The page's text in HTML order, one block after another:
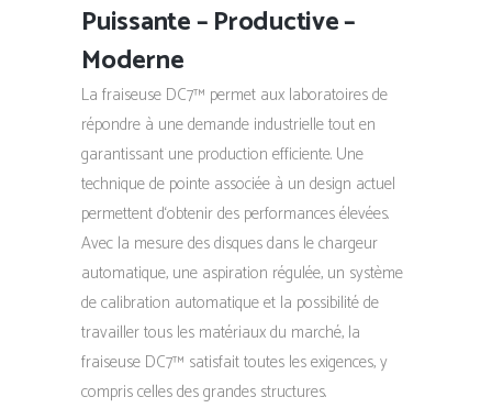
Puissante – Productive –
Moderne
La fraiseuse DC7™ permet aux laboratoires de
répondre à une demande industrielle tout en
garantissant une production efficiente. Une
technique de pointe associée à un design actuel
permettent d‘obtenir des performances élevées.
Avec la mesure des disques dans le chargeur
automatique, une aspiration régulée, un système
de calibration automatique et la possibilité de
travailler tous les matériaux du marché, la
fraiseuse DC7™ satisfait toutes les exigences, y
compris celles des grandes structures.